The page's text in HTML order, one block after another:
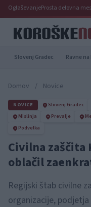
OglaševanjeProsta delovna
Slovenj Gradec Ravne
Domov / Novice
NOVICE Slovenj Gradec
Mislinja
Prevalje
Podvelka
Civilna zaščita
oblačil
Regijski štab civilne
organizacije,